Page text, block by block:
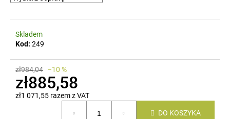
Skladem
Kod: 249
zł984,04 –10 %
zł885,58
zł1 071,55 razem z VAT
DO KOSZYKA